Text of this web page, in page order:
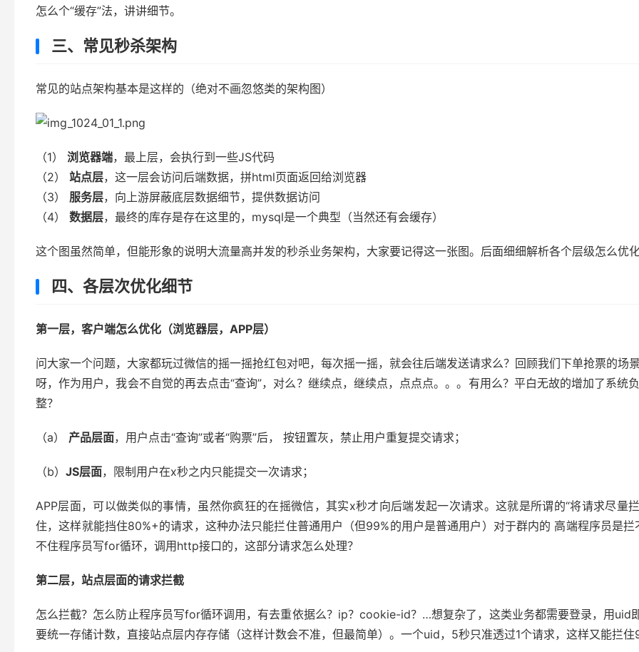
怎么个“缓存”法，讲讲细节。
三、常见秒杀架构
常见的站点架构基本是这样的（绝对不画忽悠类的架构图）
（1） 浏览器端，最上层，会执行到一些JS代码
（2） 站点层，这一层会访问后端数据，拼html页面返回给浏览器
（3） 服务层，向上游屏蔽底层数据细节，提供数据访问
（4） 数据层，最终的库存是存在这里的，mysql是一个典型（当然还有会缓存）
这个图虽然简单，但能形象的说明大流量高并发的秒杀业务架构，大家要记得这一张图。后面细细解析各个层级怎么优
四、各层次优化细节
第一层，客户端怎么优化（浏览器层，APP层）
问大家一个问题，大家都玩过微信的摇一摇抢红包对吧，每次摇一摇，就会往后端发送请求么？回顾我们下单抢票的场
呀，作为用户，我会不自觉的再去点击“查询”，对么？继续点，继续点，点点点。。。有用么？平白无故的增加了系
整？
（a） 产品层面，用户点击“查询”或者“购票”后， 按钮置灰，禁止用户重复提交请求；
（b） JS层面，限制用户在x秒之内只能提交一次请求；
APP层面，可以做类似的事情，虽然你疯狂的在摇微信，其实x秒才向后端发起一次请求。这就是所谓的“将请求尽量
住，这样就能挡住80%+的请求，这种办法只能拦住普通用户（但99%的用户是普通用户）对于群内的 高端程序员是
不住程序员写for循环，调用http接口的，这部分请求怎么处理？
第二层，站点层面的请求拦截
怎么拦截？怎么防止程序员写for循环调用，有去重依据么？ip？cookie-id？…想复杂了，这类业务都需要登录，用uid
要统一存储计数，直接站点层内存存储（这样计数会不准，但最简单）。一个uid，5秒只准透过1个请求，这样又能拦